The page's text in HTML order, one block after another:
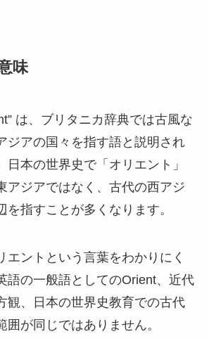
味
は、ブリタニカ辞典では古風な
ジアの国々を指す語と説明され
日本の世界史で「オリエント」
アジアではなく、古代の西アジ
を指すことが多くなります。
エントという言葉をわかりにく
語の一般語としてのOrient、近代
観、日本の世界史教育での古代
囲が同じではありません。